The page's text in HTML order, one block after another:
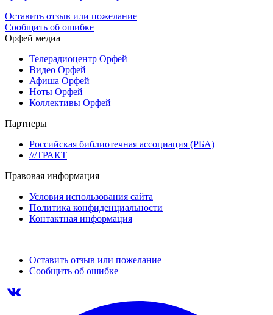
Оставить отзыв или пожелание
Сообщить об ошибке
Орфей медиа
Телерадиоцентр Орфей
Видео Орфей
Афиша Орфей
Ноты Орфей
Коллективы Орфей
Партнеры
Российская библиотечная ассоциация (РБА)
///ТРАКТ
Правовая информация
Условия использования сайта
Политика конфиденциальности
Контактная информация
Оставить отзыв или пожелание
Сообщить об ошибке